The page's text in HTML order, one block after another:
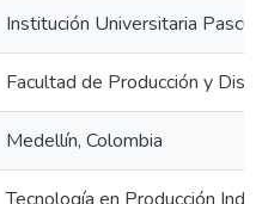
Institución Universitaria
Facultad de Producción y
Medellín, Colombia